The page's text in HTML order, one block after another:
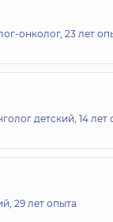
для всей
для
онколог, 23 лет
детский, 14 лет
29 лет опыта